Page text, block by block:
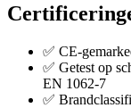
✅ CE-
✅ Getest op
EN 1062-7
✅